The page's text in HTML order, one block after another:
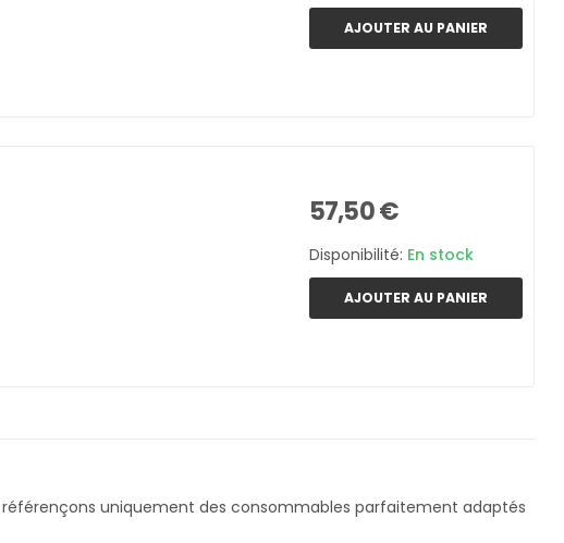
AJOUTER AU PANIER
57,50 €
Disponibilité: En stock
AJOUTER AU PANIER
référençons uniquement des consommables parfaitement adaptés